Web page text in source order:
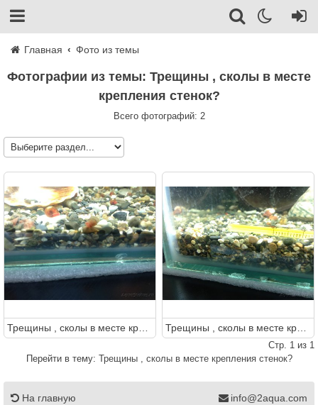
Главная Фото из темы
Фотографии из темы: Трещины , сколы в месте
крепления стенок?
Всего фотографий: 2
Стр. 1 из 1
Перейти в тему: Трещины , сколы в месте крепления стенок?
На главную info@2aqua.com